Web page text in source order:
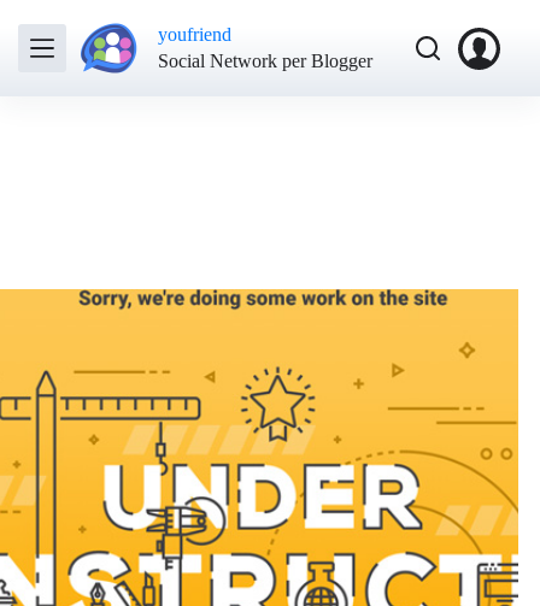
youfriend
Social Network per Blogger